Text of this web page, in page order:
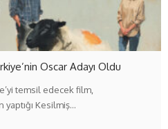
Oscar Adayı Oldu
temsil edecek film,
Kesilmiş…